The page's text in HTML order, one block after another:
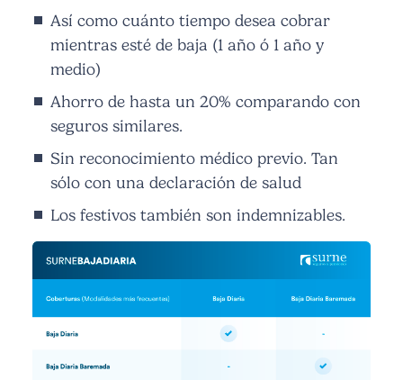
Así como cuánto tiempo desea cobrar
mientras esté de baja (1 año ó 1 año y
medio)
Ahorro de hasta un 20% comparando con
seguros similares.
Sin reconocimiento médico previo. Tan
sólo con una declaración de salud
Los festivos también son indemnizables.